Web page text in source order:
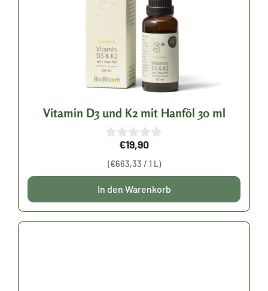
Vitamin D3 und K2 mit Hanföl 30 ml
o
n
5
€19,90
(€663,33 / 1 L)
In den Warenkorb